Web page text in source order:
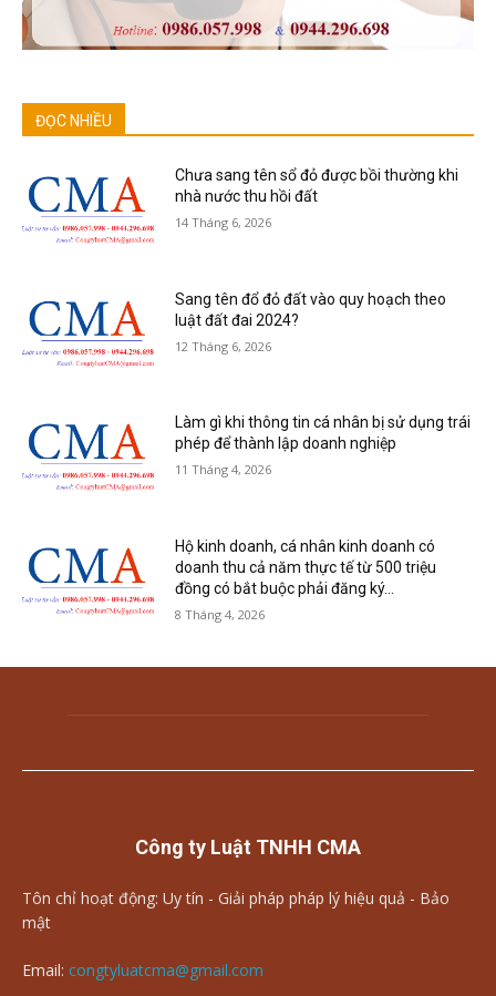
ĐỌC NHIỀU
Chưa sang tên sổ đỏ được bồi thường khi
nhà nước thu hồi đất
14 Tháng 6, 2026
Sang tên đổ đỏ đất vào quy hoạch theo
luật đất đai 2024?
12 Tháng 6, 2026
Làm gì khi thông tin cá nhân bị sử dụng trái
phép để thành lập doanh nghiệp
11 Tháng 4, 2026
Hộ kinh doanh, cá nhân kinh doanh có
doanh thu cả năm thực tế từ 500 triệu
đồng có bắt buộc phải đăng ký...
8 Tháng 4, 2026
Công ty Luật TNHH CMA
Tôn chỉ hoạt động: Uy tín - Giải pháp pháp lý hiệu quả - Bảo
mật
Email: congtyluatcma@gmail.com